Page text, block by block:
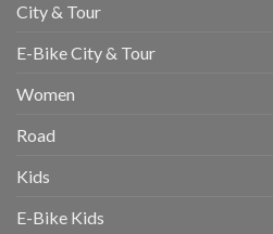
City & Tour
E-Bike City & Tour
Women
Road
Kids
E-Bike Kids